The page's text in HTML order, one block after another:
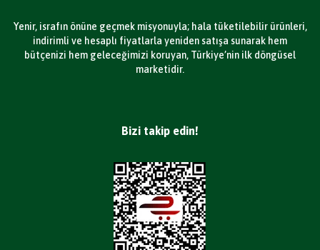
Yenir, israfın önüne geçmek misyonuyla; hala tüketilebilir ürünleri,
indirimli ve hesaplı fiyatlarla yeniden satışa sunarak hem
bütçenizi hem geleceğimizi koruyan, Türkiye’nin ilk döngüsel
marketidir.
Bizi takip edin!